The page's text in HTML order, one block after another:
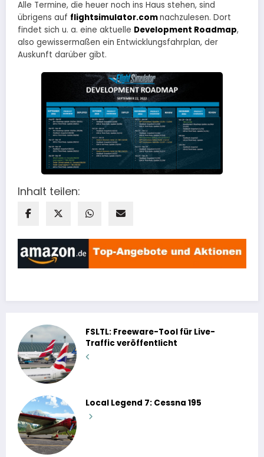
Alle Termine, die heuer noch ins Haus stehen, sind
übrigens auf flightsimulator.comnachzulesen. Dort
findet sich u. a. eine aktuelle Development Roadmap,
also gewissermaßen ein Entwicklungsfahrplan, der
Auskunft darüber gibt.
Inhalt teilen:
FSLTL: Freeware-Tool für Live-
Traffic veröffentlicht
Local Legend 7: Cessna 195